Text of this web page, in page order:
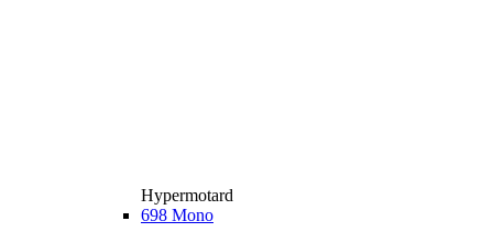
Hypermotard
698 Mono